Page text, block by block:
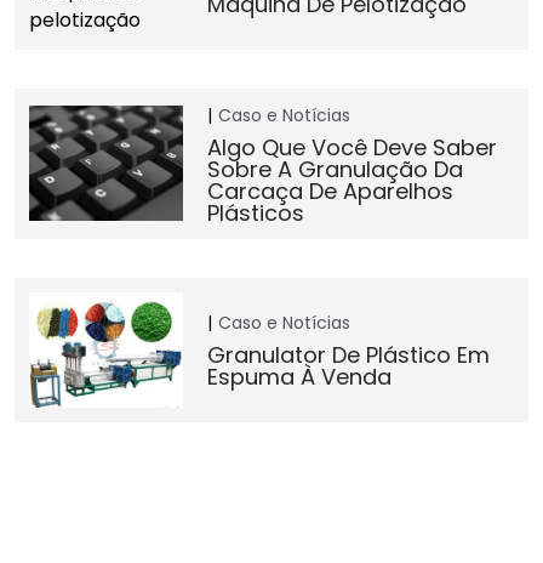
Caso e Notícias
Algo Que Você Deve Saber
Sobre A Granulação Da
Carcaça De Aparelhos
Plásticos
Caso e Notícias
Granulator De Plástico Em
Espuma À Venda